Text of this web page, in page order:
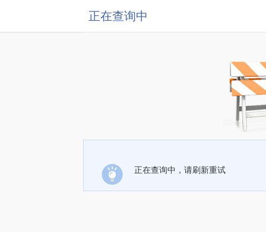
正在查询中
正在查询中，请刷新重试